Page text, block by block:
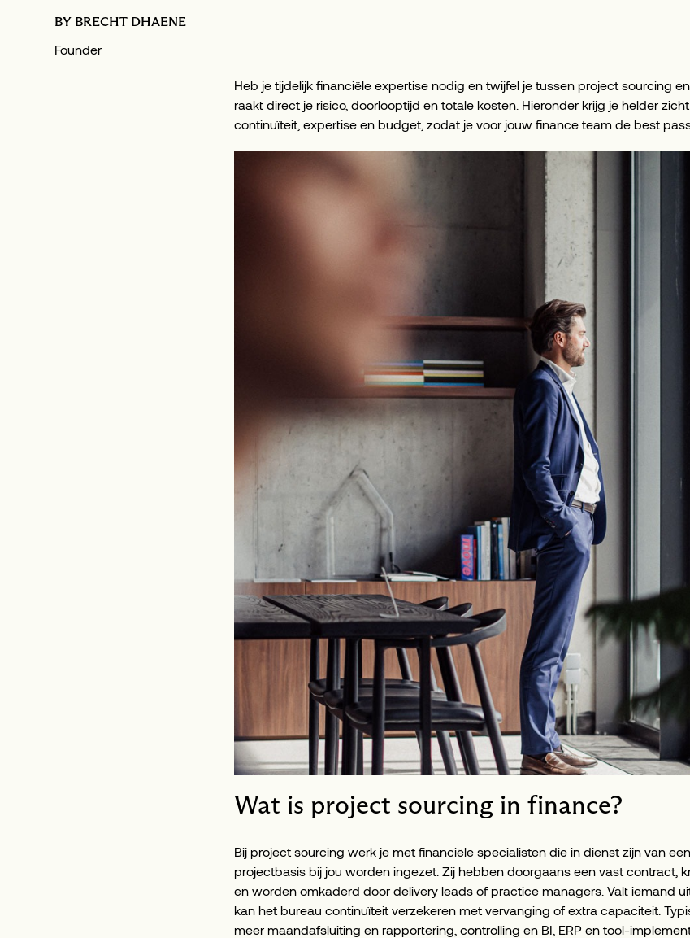
BY BRECHT DHAENE
Founder
Heb je tijdelijk financiële expertise nodig en twijfel je tussen project sourcing
raakt direct je risico, doorlooptijd en totale kosten. Hieronder krijg je helder
continuïteit, expertise en budget, zodat je voor jouw finance team de best
Wat is project sourcing in finance?
Bij project sourcing werk je met financiële specialisten die in dienst zijn van
projectbasis bij jou worden ingezet. Zij hebben doorgaans een vast contract,
en worden omkaderd door delivery leads of practice managers. Valt iemand
kan het bureau continuïteit verzekeren met vervanging of extra capaciteit.
meer maandafsluiting en rapportering, controlling en BI, ERP en tool-